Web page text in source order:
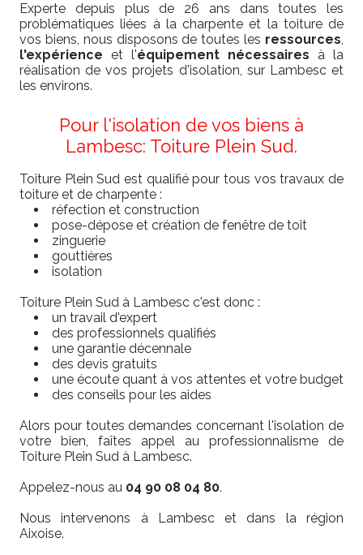
Experte depuis plus de 26 ans dans toutes les
problématiques liées à la charpente et la toiture de
vos biens, nous disposons de toutes les ressources,
l'expérience et l'équipement nécessaires à la
réalisation de vos projets d'isolation, sur Lambesc et
les environs.
Pour l'isolation de vos biens à
Lambesc: Toiture Plein Sud.
Toiture Plein Sud est qualifié pour tous vos travaux de
toiture et de charpente :
réfection et construction
pose-dépose et création de fenêtre de toit
zinguerie
gouttières
isolation
Toiture Plein Sud à Lambesc c'est donc :
un travail d'expert
des professionnels qualifiés
une garantie décennale
des devis gratuits
une écoute quant à vos attentes et votre budget
des conseils pour les aides
Alors pour toutes demandes concernant l'isolation de
votre bien, faîtes appel au professionnalisme de
Toiture Plein Sud à Lambesc.
Appelez-nous au 04 90 08 04 80.
Nous intervenons à Lambesc et dans la région
Aixoise.